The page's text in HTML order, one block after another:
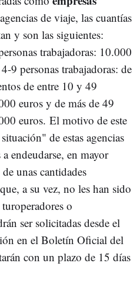
de viaje, las cuantías
y son las siguientes:
trabajadoras: 10.000
9 personas trabajadoras: de
de entre 10 y 49
euros y de más de 49
euros. El motivo de este
de estas agencias
endeudarse, en mayor
unas cantidades
a su vez, no les han sido
o
ser solicitadas desde el
en el Boletín Oficial del
con un plazo de 15 días